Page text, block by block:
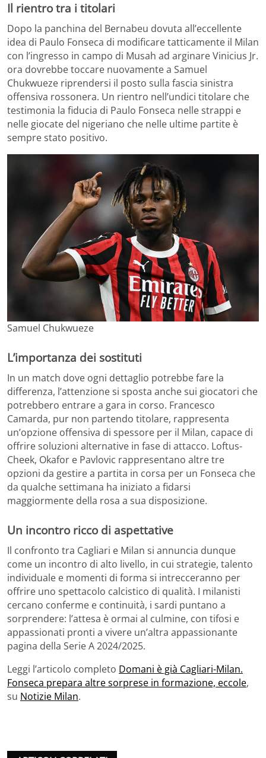
Il rientro tra i titolari
Dopo la panchina del Bernabeu dovuta all’eccellente
idea di Paulo Fonseca di modificare tatticamente il Milan
con l’ingresso in campo di Musah ad arginare Vinicius Jr.
ora dovrebbe toccare nuovamente a Samuel
Chukwueze riprendersi il posto sulla fascia sinistra
offensiva rossonera. Un rientro nell’undici titolare che
testimonia la fiducia di Paulo Fonseca nelle strappi e
nelle giocate del nigeriano che nelle ultime partite è
sempre stato positivo.
Samuel Chukwueze
L’importanza dei sostituti
In un match dove ogni dettaglio potrebbe fare la
differenza, l’attenzione si sposta anche sui giocatori che
potrebbero entrare a gara in corso. Francesco
Camarda, pur non partendo titolare, rappresenta
un’opzione offensiva di spessore per il Milan, capace di
offrire soluzioni alternative in fase di attacco. Loftus-
Cheek, Okafor e Pavlovic rappresentano altre tre
opzioni da gestire a partita in corsa per un Fonseca che
da qualche settimana ha iniziato a fidarsi
maggiormente della rosa a sua disposizione.
Un incontro ricco di aspettative
Il confronto tra Cagliari e Milan si annuncia dunque
come un incontro di alto livello, in cui strategie, talento
individuale e momenti di forma si intrecceranno per
offrire uno spettacolo calcistico di qualità. I milanisti
cercano conferme e continuità, i sardi puntano a
sorprendere: l’attesa è ormai al culmine, con tifosi e
appassionati pronti a vivere un’altra appassionante
pagina della Serie A 2024/2025.
Leggi l’articolo completo Domani è già Cagliari-Milan.
Fonseca prepara altre sorprese in formazione, eccole,
su Notizie Milan.